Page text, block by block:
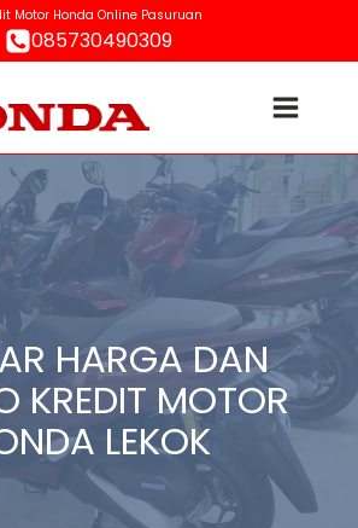
Motor Honda Online Pasuruan
085730490309
HARGA DAN
KREDIT MOTOR
LEKOK